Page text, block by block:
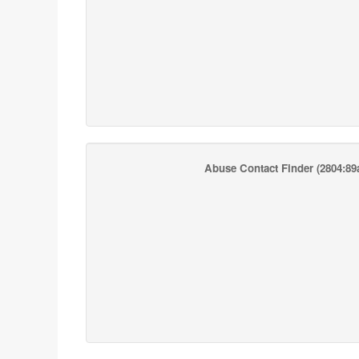
Abuse Contact Finder